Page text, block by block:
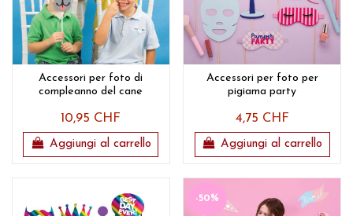
Accessori per foto di
compleanno del cane
10,95 CHF
Aggiungi al carrello
Accessori per foto per
pigiama party
4,75 CHF
Aggiungi al carrello
-50%